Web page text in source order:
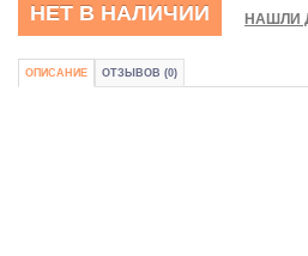
НЕТ В НАЛИЧИИ НАШЛИ
ОПИСАНИЕ ОТЗЫВОВ (0)